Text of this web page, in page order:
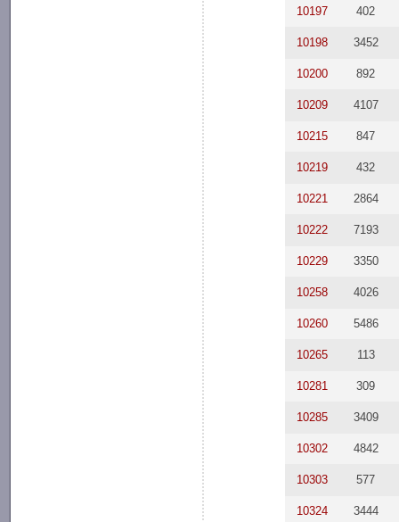
10197 402
10198 3452
10200 892
10209 4107
10215 847
10219 432
10221 2864
10222 7193
10229 3350
10258 4026
10260 5486
10265 113
10281 309
10285 3409
10302 4842
10303 577
10324 3444